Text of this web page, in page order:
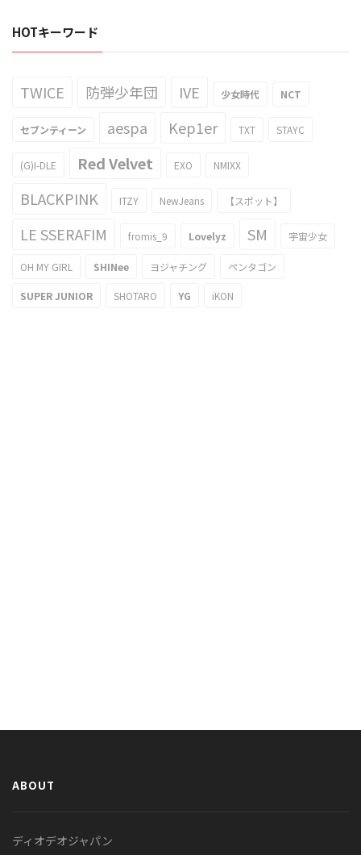
HOTキーワード
TWICE 防弾少年団 IVE 少女時代 NCT
セブンティーン aespa Kep1er TXT STAYC
(G)I-DLE Red Velvet EXO NMIXX
BLACKPINK ITZY NewJeans 【スポット】
LE SSERAFIM fromis_9 Lovelyz SM 宇宙少女
OH MY GIRL SHINee ヨジャチング ペンタゴン
SUPER JUNIOR SHOTARO YG iKON
ABOUT
ディオデオジャパン